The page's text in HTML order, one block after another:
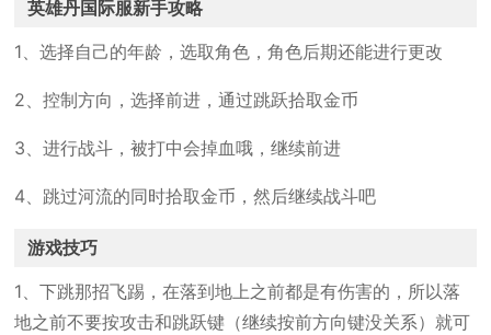
英雄丹国际服新手攻略
1、选择自己的年龄，选取角色，角色后期还能进行更改
2、控制方向，选择前进，通过跳跃拾取金币
3、进行战斗，被打中会掉血哦，继续前进
4、跳过河流的同时拾取金币，然后继续战斗吧
游戏技巧
1、下跳那招飞踢，在落到地上之前都是有伤害的，所以落
地之前不要按攻击和跳跃键（继续按前方向键没关系）就可